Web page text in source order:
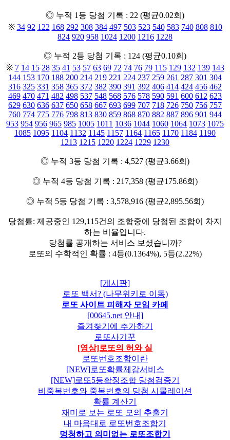
◎ 누적 1등 당첨 기록 : 22 (평균0.02회)
※ 34 92 122 168 292 308 384 497 503 523 540 583 740 808 810
824 920 958 1024 1200 1216 1228
◎ 누적 2등 당첨 기록 : 124 (평균0.10회)
※ 7 14 15 28 35 41 53 57 63 69 72 74 76 79 115 129 132 139 143
144 153 170 188 200 214 219 221 224 237 259 261 287 301 304
316 325 331 358 365 372 382 390 391 392 406 414 424 456 462
469 470 471 482 498 537 548 568 576 578 590 591 600 612 623
629 630 636 637 650 658 667 693 699 707 718 726 750 756 757
760 774 775 776 798 813 830 859 868 870 882 887 896 901 944
953 954 956 965 985 1005 1011 1036 1044 1060 1064 1073 1075
1085 1095 1104 1132 1145 1157 1164 1165 1170 1184 1190
1213 1215 1220 1224 1229 1230
◎ 누적 3등 당첨 기록 : 4,527 (평균3.66회)
◎ 누적 4등 당첨 기록 : 217,358 (평균175.86회)
◎ 누적 5등 당첨 기록 : 3,578,916 (평균2,895.56회)
당첨률: 제공중인 129,115건의 조합중에 당첨된 조합이 차지
하는 비율입니다.
당첨률 공개하는 서비스 보셨습니까?
로또의 수학적인 확률 : 4등(0.1364%), 5등(2.22%)
[게시판]
로또 백서? (나무위키로 이동)
로또 사이트 피해자 모임 카페
[00645.net 안내]
즐겨찾기에 추가하기
로또사기꾼
[영상]로또의 허와 실
로또번호조합이란
[NEW]로또확률체감서비스
[NEW]로또5등확정조합 당첨검증기
비중복번호와 중복번호의 당첨 시물레이션
확률 계산기
재미로 보는 로또 모의 추출기
내 마음대로 로또번호조합기
멍청하고 의미없는 로또조합기